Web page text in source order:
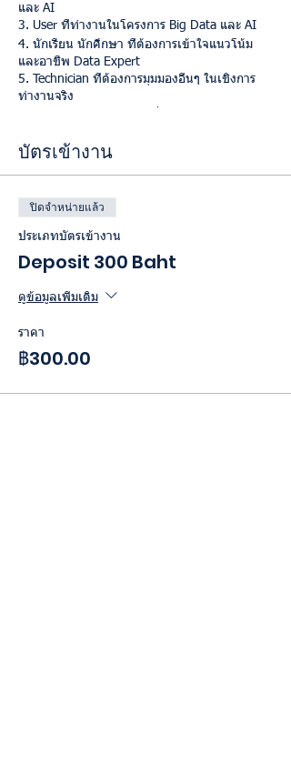
และ AI
3. User ที่ทำงานในโครงการ Big Data และ AI
4. นักเรียน นักศึกษา ที่ต้องการเข้าใจแนวโน้ม
และอาชีพ Data Expert
5. Technician ที่ต้องการมุมมองอื่นๆ ในเชิงการ
ทำงานจริง
ความเห็น โดยทางทีมผู้จัดหวังว่า ผู้เข้าร่วมจะ
วิธีการเข้าร่วมงาน
1. กด Ticket เพื่อรับหมายเลขทาง Email
2. ท่านจะได้รับ Confirmation ทาง Email พร้อม
รายละเอียดการชำระเงิน และ Link เพื่อแนบสลิป
3. กรอกรายละเอียดใน Link และกด Submit จะมี
โครงการ
บัตรเข้างาน
ปิดจำหน่ายแล้ว
ประเภทบัตรเข้างาน
Deposit 300 Baht
ดูข้อมูลเพิ่มเติม
ราคา
฿300.00